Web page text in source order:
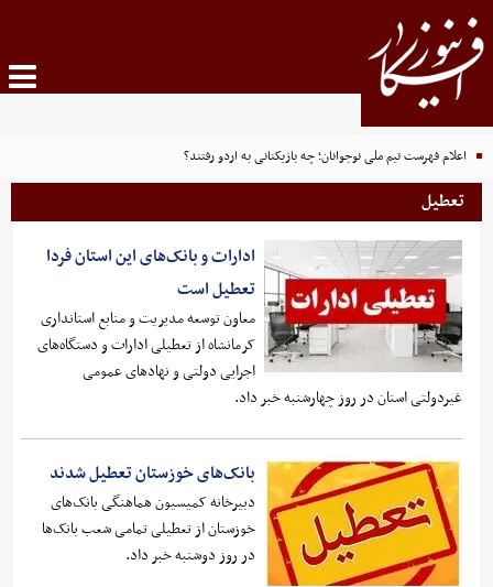
اعلام فهرست تیم ملی نوجوانان؛ چه بازیکنانی به اردو رفتند؟
تعطیل
ادارات و بانک‌های این استان فردا
تعطیل است
معاون توسعه مدیریت و منابع استانداری
کرمانشاه از تعطیلی ادارات و دستگاه‌های
اجرایی دولتی و نهادهای عمومی
غیردولتی استان در روز چهارشنبه خبر داد.
بانک‌های خوزستان تعطیل شدند
دبیرخانه کمیسیون هماهنگی بانک‌های
خوزستان از تعطیلی تمامی شعب بانک‌ها
در روز دوشنبه خبر داد.